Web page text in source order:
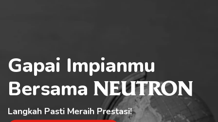
Gapai Impianmu
Bersama NEUTRON
Langkah Pasti Meraih Prestasi!